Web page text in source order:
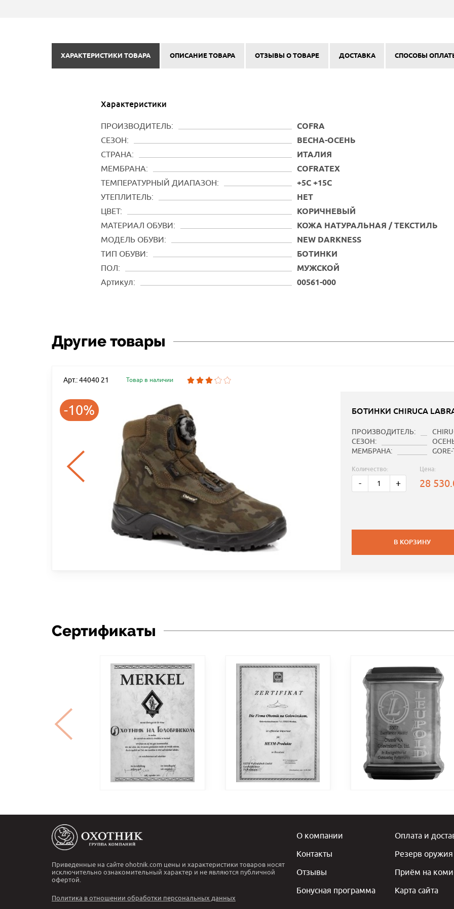
ХАРАКТЕРИСТИКИ ТОВАРА ОПИСАНИЕ ТОВАРА ОТЗЫВЫ О ТОВАРЕ ДОСТАВКА СПОСОБЫ
Характеристики
ПРОИЗВОДИТЕЛЬ: COFRA
СЕЗОН: ВЕСНА-ОСЕНЬ
СТРАНА: ИТАЛИЯ
МЕМБРАНА: COFRATEX
ТЕМПЕРАТУРНЫЙ ДИАПАЗОН: +5С +15С
УТЕПЛИТЕЛЬ: НЕТ
ЦВЕТ: КОРИЧНЕВЫЙ
МАТЕРИАЛ ОБУВИ: КОЖА НАТУРАЛЬНАЯ / ТЕКСТИЛЬ
МОДЕЛЬ ОБУВИ: NEW DARKNESS
ТИП ОБУВИ: БОТИНКИ
ПОЛ: МУЖСКОЙ
Артикул: 00561-000
Другие товары
Арт.: 44040 21 Товар в наличии
-10% БОТИНКИ CHIRUCA
ПРОИЗВОДИТЕЛЬ:
СЕЗОН:
МЕМБРАНА:
Количество:
- +
Цена:
28
В КОРЗИНУ
Сертификаты
Приведенные на сайте ohotnik.com цены и характеристики товаров носят
исключительно ознакомительный характер и не являются публичной
офертой.
Политика в отношении обработки персональных данных
О компании
Контакты
Отзывы
Бонусная программа
Оплата и
Резерв оружия
Приём на
Карта сайта